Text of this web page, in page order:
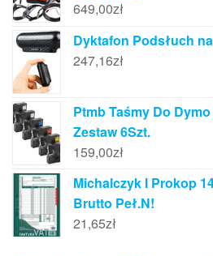
649,00zł
Dyktafon Podsłuch
247,16zł
Ptmb Taśmy Do
Zestaw 6Szt.
159,00zł
Michalczyk I Prokop
Brutto Peł.N!
21,65zł